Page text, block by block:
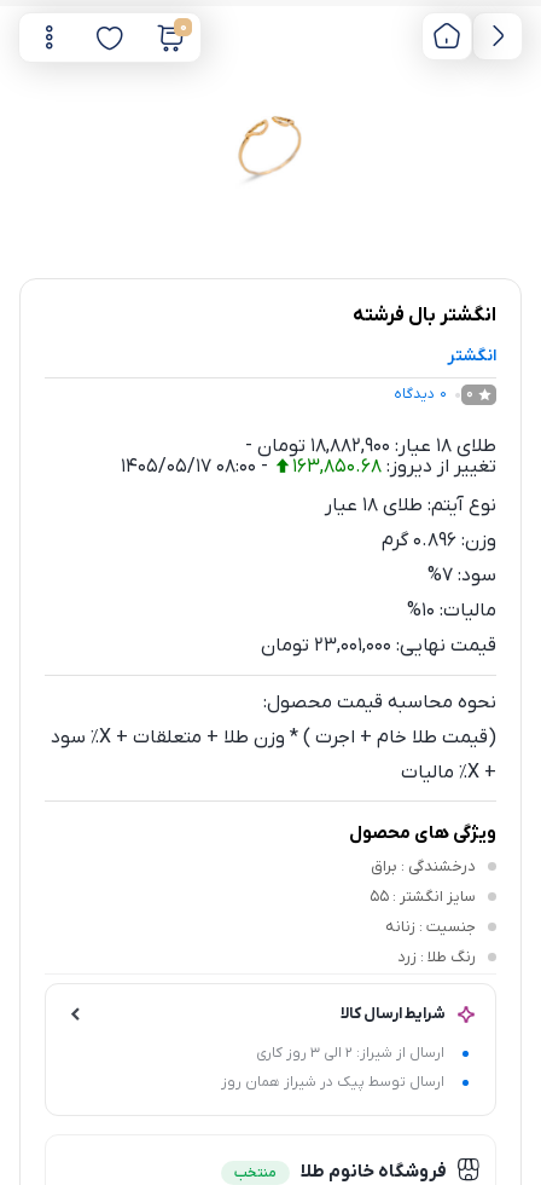
0
انگشتر بال فرشته
انگشتر
0
0 دیدگاه
طلای 18 عیار: 18,882,900 تومان-
تغییر از دیروز: 163,850.68
-
1405/05/17 08:00
نوع آیتم: طلای 18 عیار
وزن: 0.896 گرم
سود: 7%
مالیات: 10%
قیمت نهایی: 23,001,000 تومان
نحوه محاسبه قیمت محصول:
(قیمت طلا خام + اجرت ) * وزن طلا + متعلقات + X٪ سود
+ X٪ مالیات
ویژگی های محصول
درخشندگی : براق
سایز انگشتر : 55
جنسیت : زنانه
رنگ طلا : زرد
شرایط ارسال کالا
ارسال از شیراز: 2 الی 3 روز کاری
ارسال توسط پیک در شیراز همان روز
فروشگاه خانوم طلا منتخب